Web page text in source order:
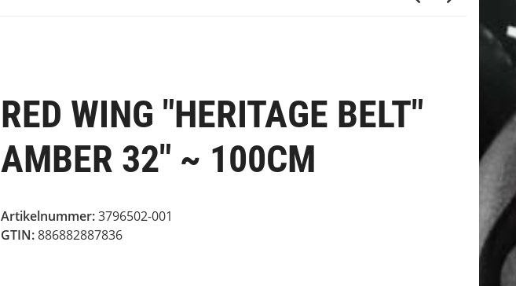
RED WING "HERITAGE BELT"
AMBER 32" ~ 100CM
Artikelnummer:3796502-001
GTIN:886882887836